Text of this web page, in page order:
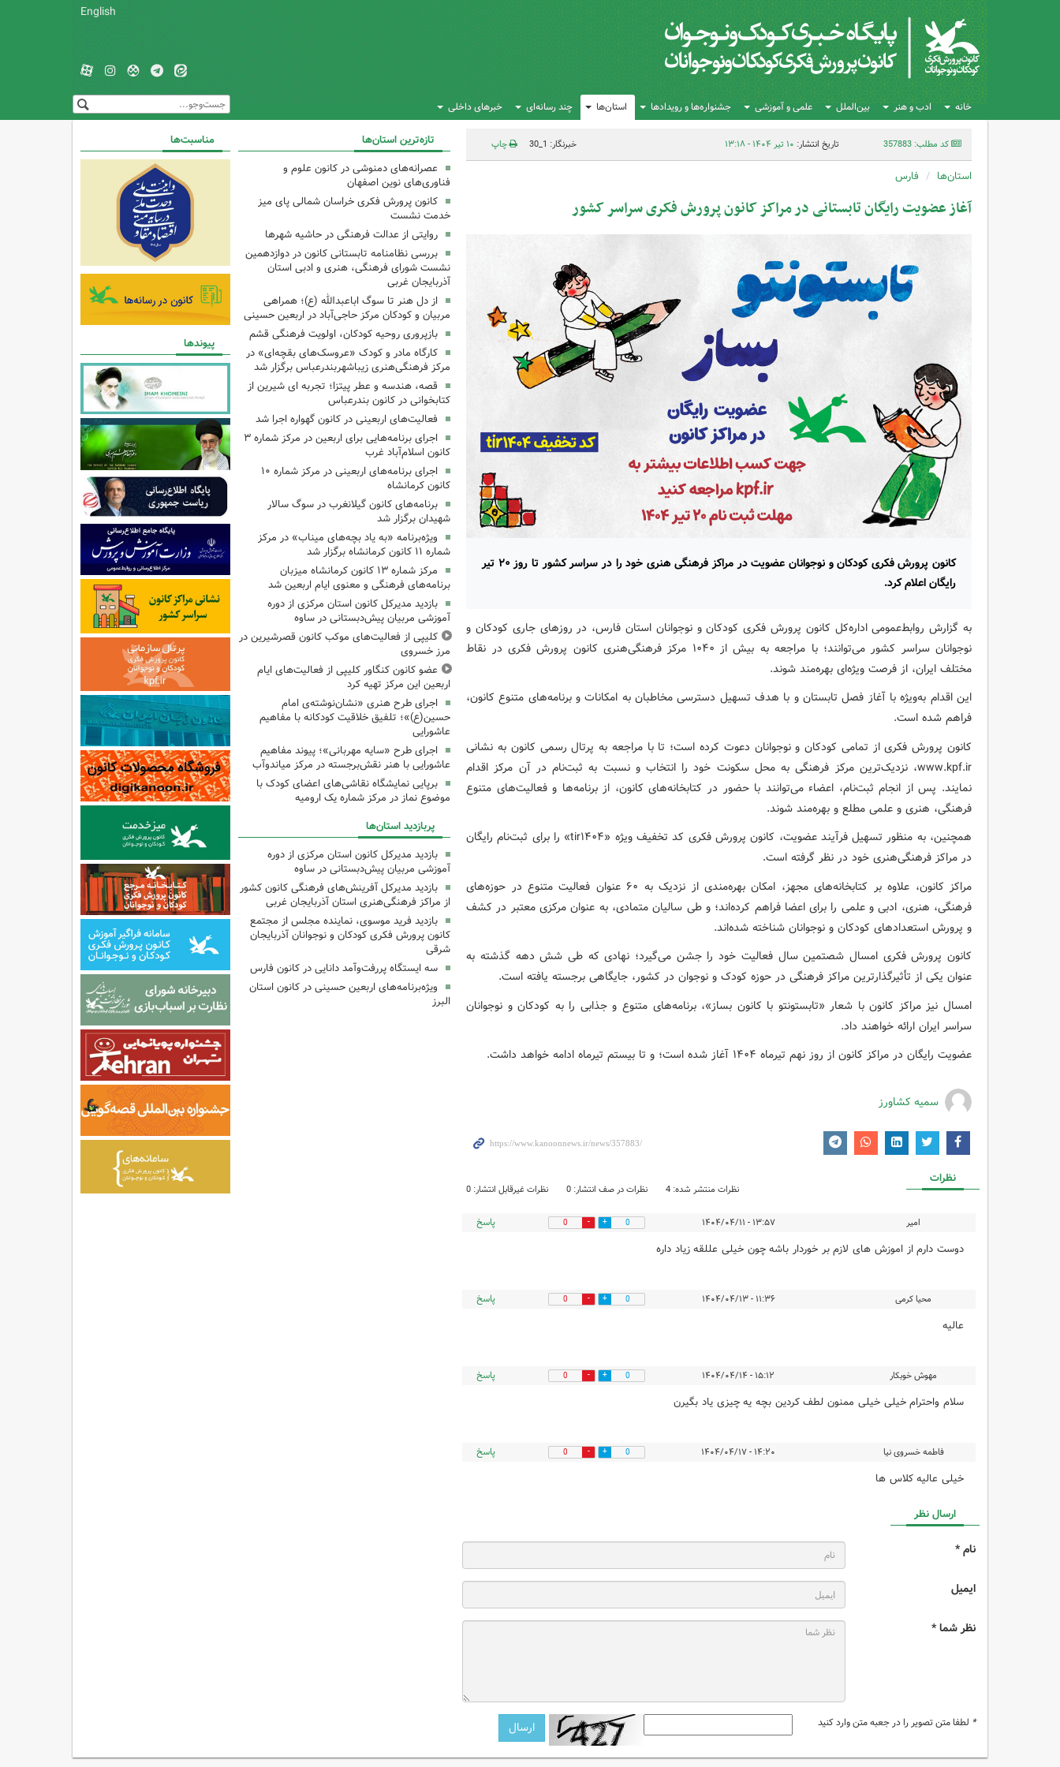
English
خانه ادب و هنر بین‌الملل علمی و آموزشی جشنواره‌ها و رویدادها استان‌ها چند رسانه‌ای خبرهای داخلی
کد مطلب: 357883 تاریخ انتشار: ۱۰ تیر ۱۴۰۴ - ۱۳:۱۸ خبرنگار: 1_30 چاپ
استان‌ها فارس
آغاز عضویت رایگان تابستانی در مراکز کانون پرورش فکری سراسر کشور
کانون پرورش فکری کودکان و نوجوانان عضویت در مراکز فرهنگی هنری خود را در سراسر کشور تا روز ۲۰ تیر
رایگان اعلام کرد.
به گزارش روابط‌عمومی اداره‌کل کانون پرورش فکری کودکان و نوجوانان استان فارس، در روزهای جاری کودکان و
نوجوانان سراسر کشور می‌توانند؛ با مراجعه به بیش از ۱۰۴۰ مرکز فرهنگی‌هنری کانون پرورش فکری در نقاط
مختلف ایران، از فرصت ویژه‌ای بهره‌مند شوند.
این اقدام به‌ویژه با آغاز فصل تابستان و با هدف تسهیل دسترسی مخاطبان به امکانات و برنامه‌های متنوع کانون،
فراهم شده است.
کانون پرورش فکری از تمامی کودکان و نوجوانان دعوت کرده است؛ تا با مراجعه به پرتال رسمی کانون به نشانی
www.kpf.ir، نزدیک‌ترین مرکز فرهنگی به محل سکونت خود را انتخاب و نسبت به ثبت‌نام در آن مرکز اقدام
نمایند. پس از انجام ثبت‌نام، اعضاء می‌توانند با حضور در کتابخانه‌های کانون، از برنامه‌ها و فعالیت‌های متنوع
فرهنگی، هنری و علمی مطلع و بهره‌مند شوند.
همچنین، به منظور تسهیل فرآیند عضویت، کانون پرورش فکری کد تخفیف ویژه «tir۱۴۰۴» را برای ثبت‌نام رایگان
در مراکز فرهنگی‌هنری خود در نظر گرفته است.
مراکز کانون، علاوه بر کتابخانه‌های مجهز، امکان بهره‌مندی از نزدیک به ۶۰ عنوان فعالیت متنوع در حوزه‌های
فرهنگی، هنری، ادبی و علمی را برای اعضا فراهم کرده‌اند؛ و طی سالیان متمادی، به عنوان مرکزی معتبر در کشف
و پرورش استعدادهای کودکان و نوجوانان شناخته شده‌اند.
کانون پرورش فکری امسال شصتمین سال فعالیت خود را جشن می‌گیرد؛ نهادی که طی شش دهه گذشته به
عنوان یکی از تأثیرگذارترین مراکز فرهنگی در حوزه کودک و نوجوان در کشور، جایگاهی برجسته یافته است.
امسال نیز مراکز کانون با شعار «تابستونتو با کانون بساز»، برنامه‌های متنوع و جذابی را به کودکان و نوجوانان
سراسر ایران ارائه خواهند داد.
عضویت رایگان در مراکز کانون از روز نهم تیرماه ۱۴۰۴ آغاز شده است؛ و تا بیستم تیرماه ادامه خواهد داشت.
سمیه کشاورز
نظرات
نظرات منتشر شده: 4 نظرات در صف انتشار: 0 نظرات غیرقابل انتشار: 0
امیر ۱۳:۵۷ - ۱۴۰۴/۰۴/۱۱ 0
0 پاسخ
دوست دارم از اموزش های لازم بر خوردار باشه چون خیلی عللقه زیاد داره
محیا کرمی ۱۱:۳۶ - ۱۴۰۴/۰۴/۱۳ 0
0 پاسخ
عالیه
مهوش خوبکار ۱۵:۱۲ - ۱۴۰۴/۰۴/۱۴ 0
0 پاسخ
سلام واحترام خیلی خیلی ممنون لطف کردین بچه یه چیزی یاد بگیرن
فاطمه خسروی نیا ۱۴:۲۰ - ۱۴۰۴/۰۴/۱۷ 0
0 پاسخ
خیلی عالیه کلاس ها
ارسال نظر
نام *
ایمیل
نظر شما *
* لطفا متن تصویر را در جعبه متن وارد کنید
تازه‌ترین استان‌ها
عصرانه‌های دمنوشی در کانون علوم و
فناوری‌های نوین اصفهان
کانون پرورش فکری خراسان شمالی پای میز
خدمت نشست
روایتی از عدالت فرهنگی در حاشیه شهرها
بررسی نظامنامه تابستانی کانون در دوازدهمین
نشست شورای فرهنگی، هنری و ادبی استان
آذربایجان غربی
از دل هنر تا سوگ اباعبدالله (ع)؛ همراهی
مربیان و کودکان مرکز حاجی‌آباد در اربعین حسینی
بازپروری روحیه کودکان، اولویت فرهنگی قشم
کارگاه مادر و کودک «عروسک‌های بقچه‌ای» در
مرکز فرهنگی‌هنری زیباشهربندرعباس برگزار شد
قصه، هندسه و عطر پیتزا؛ تجربه ای شیرین از
کتابخوانی در کانون بندرعباس
فعالیت‌های اربعینی در کانون گهواره اجرا شد
اجرای برنامه‌هایی برای اربعین در مرکز شماره ۳
کانون اسلام‌آباد غرب
اجرای برنامه‌های اربعینی در مرکز شماره ۱۰
کانون کرمانشاه
برنامه‌های کانون گیلانغرب در سوگ سالار
شهیدان برگزار شد
ویژه‌برنامه «به یاد بچه‌های میناب» در مرکز
شماره ۱۱ کانون کرمانشاه برگزار شد
مرکز شماره ۱۳ کانون کرمانشاه میزبان
برنامه‌های فرهنگی و معنوی ایام اربعین شد
بازدید مدیرکل کانون استان مرکزی از دوره
آموزشی مربیان پیش‌دبستانی در ساوه
کلیپی از فعالیت‌های موکب کانون قصرشیرین در
مرز خسروی
عضو کانون کنگاور کلیپی از فعالیت‌های ایام
اربعین این مرکز تهیه کرد
اجرای طرح هنری «نشان‌نوشته‌ی امام
حسین(ع)»؛ تلفیق خلاقیت کودکانه با مفاهیم
عاشورایی
اجرای طرح «سایه مهربانی»؛ پیوند مفاهیم
عاشورایی با هنر نقش‌برجسته در مرکز میاندوآب
برپایی نمایشگاه نقاشی‌های اعضای کودک با
موضوع نماز در مرکز شماره یک ارومیه
پربازدید استان‌ها
بازدید مدیرکل کانون استان مرکزی از دوره
آموزشی مربیان پیش‌دبستانی در ساوه
بازدید مدیرکل آفرینش‌های فرهنگی کانون کشور
از مراکز فرهنگی‌هنری استان آذربایجان غربی
بازدید فرید موسوی، نماینده مجلس از مجتمع
کانون پرورش فکری کودکان و نوجوانان آذربایجان
شرقی
سه ایستگاه پررفت‌وآمد دانایی در کانون فارس
ویژه‌برنامه‌های اربعین حسینی در کانون استان
البرز
مناسبت‌ها
پیوندها